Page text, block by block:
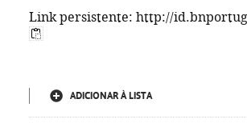
Link persistente: http://
ADICIONAR À LISTA